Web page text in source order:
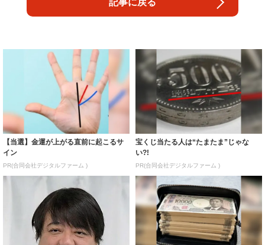
記事に戻る
【当選】金運が上がる直前に起こるサ
イン
PR(合同会社デジタルファーム )
宝くじ当たる人は“たまたま”じゃな
い?!
PR(合同会社デジタルファーム )